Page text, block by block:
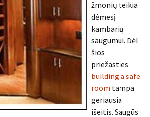
žmonių teikia
dėmesį
kambarių
saugumui. Dėl
šios
priežasties
building a safe
room tampa
geriausia
išeitis. Saugūs